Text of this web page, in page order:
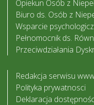
Opiekun Osób z
Biuro ds. Osób z
Wsparcie
Pełnomocnik ds.
Przeciwdziałania
Redakcja serwisu
Polityka prywatnosci
Deklaracja